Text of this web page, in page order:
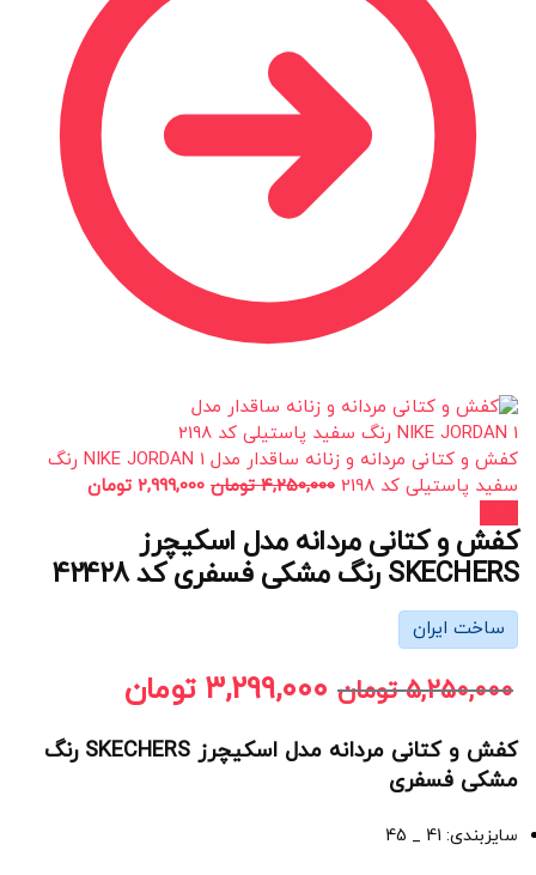
کفش و کتانی مردانه و زنانه ساقدار مدل NIKE JORDAN 1 رنگ
سفید پاستیلی کد 2198
4,250,000 تومان 2,999,000 تومان
کفش و کتانی مردانه مدل اسکیچرز
SKECHERS رنگ مشکی فسفری کد 42428
ساخت ایران
5,250,000 تومان 3,299,000 تومان
کفش و کتانی مردانه مدل اسکیچرز SKECHERS رنگ
مشکی فسفری
سایزبندی: 41 _ 45